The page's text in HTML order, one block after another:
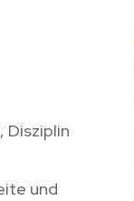
Disziplin
und